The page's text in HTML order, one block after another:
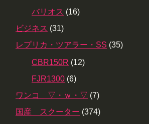
バリオス (16)
ビジネス (31)
レプリカ・ツアラー・SS (35)
CBR150R (12)
FJR1300 (6)
ワンコ ▽・ｗ・▽ (7)
国産 スクーター (374)